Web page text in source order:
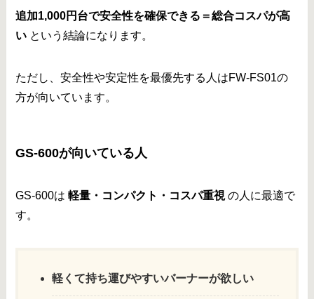
追加1,000円台で安全性を確保できる＝総合コスパが高
い という結論になります。
ただし、安全性や安定性を最優先する人はFW-FS01の
方が向いています。
GS-600が向いている人
GS-600は軽量・コンパクト・コスパ重視の人に最適で
す。
軽くて持ち運びやすいバーナーが欲しい